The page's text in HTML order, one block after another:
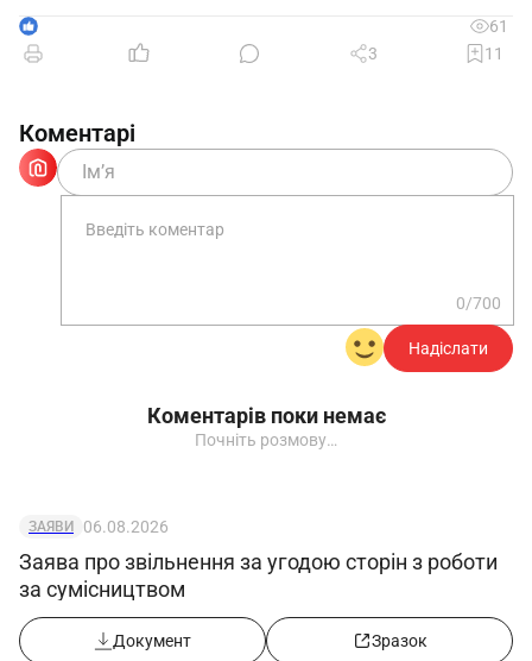
Документ Зразок
1
61
3
11
Коментарі
0/700
Надіслати
Коментарів поки немає
Почніть розмову…
ЗАЯВИ 06.08.2026
Заява про звільнення за угодою сторін з роботи
за сумісництвом
Документ Зразок